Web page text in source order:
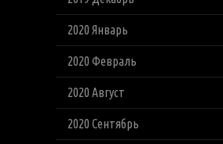
2020 Январь
2020 Февраль
2020 Август
2020 Сентябрь